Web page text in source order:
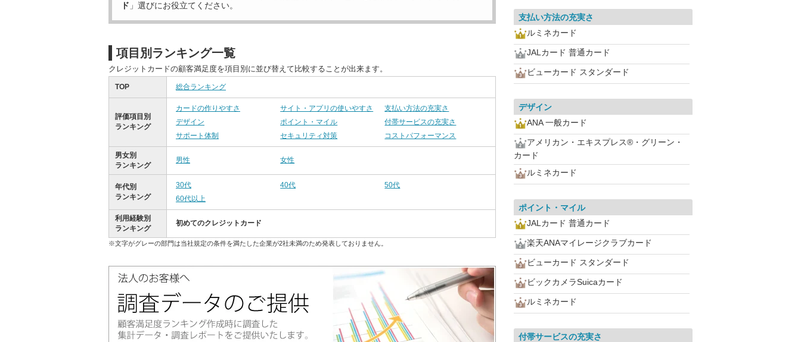
ド 」選びにお役立てください。
項目別ランキング一覧
クレジットカードの顧客満足度を項目別に並び替えて比較することが出来ます。
TOP 総合ランキング
評価項目別
ランキング
カードの作りやすさ サイト・アプリの使いやすさ
支払い方法の充実さ
デザイン
ポイント・マイル
付帯サービスの充実さ
サポート体制
セキュリティ対策 コストパフォーマンス
男女別
ランキング
男性 女性
年代別
ランキング
30代 40代
50代
60代以上
利用経験別
ランキング
初めてのクレジットカード
※文字がグレーの部門は当社規定の条件を満たした企業が2社未満のため発表しておりません。
支払い方法の充実さ
ルミネカード
JALカード 普通カード
ビューカード スタンダード
デザイン
ANA 一般カード
アメリカン・エキスプレス®・グリーン・
カード
ルミネカード
ポイント・マイル
JALカード 普通カード
楽天ANAマイレージクラブカード
ビューカード スタンダード
ビックカメラSuicaカード
ルミネカード
付帯サービスの充実さ